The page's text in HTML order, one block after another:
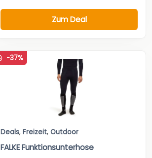
Zum Deal
-37%
Deals, Freizeit, Outdoor
FALKE Funktionsunterhose